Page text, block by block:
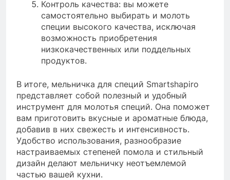
Контроль качества: вы можете
самостоятельно выбирать и молоть
специи высокого качества, исключая
возможность приобретения
низкокачественных или поддельных
продуктов.
В итоге, мельничка для специй Smartshapiro
представляет собой полезный и удобный
инструмент для молотья специй. Она поможет
вам приготовить вкусные и ароматные блюда,
добавив в них свежесть и интенсивность.
Удобство использования, разнообразие
настраиваемых степеней помола и стильный
дизайн делают мельничку неотъемлемой
частью вашей кухни.